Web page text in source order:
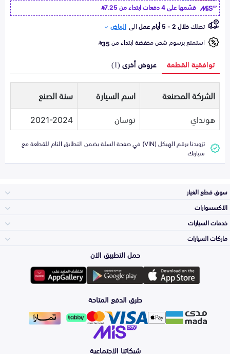
قسّمها على 4 دفعات ابتداء من
7.25
تصلكخلال 2 - 5 أيام عمل الى الرياض
استمتع برسوم شحن مخفضة ابتداء من35
توافقية القطعة عروض أخرى (1)
الشركة المصنعة اسم السيارة
سنة الصنع
هونداي
توسان 2021-2024
تزويدنا برقم الهيكل (VIN) في صفحة السلة يضمن التطابق التام للقطعة مع
سيارتك
سوق قطع الغيار
المكائن، القيرات
وملحقاتها
الشمعات
والاصطبات (الاضاءة)
الفرامل والأقمشة
الاكسسوارات
لوازم الرحلات
اكسسوارات العناية
خدمات السيارات
الأكثر مبيعاً
التلميع والعناية
ماركات السيارات
Toyota
Hyundai
Kia
حمل التطبيق الان
طرق الدفع المتاحة
شبكاتنا الاجتماعية